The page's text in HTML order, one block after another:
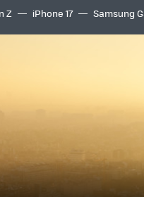
Z iPhone 17 Samsung